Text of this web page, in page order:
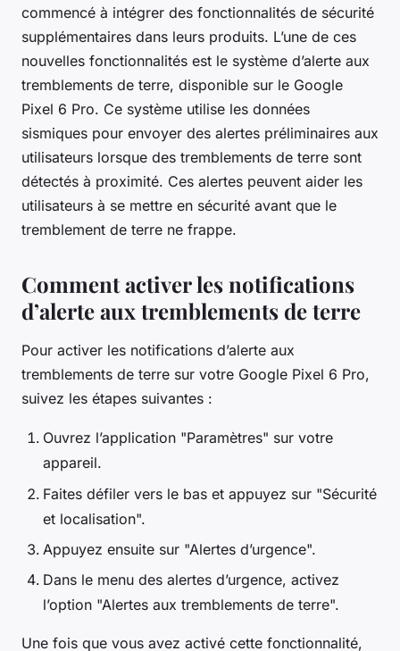
commencé à intégrer des fonctionnalités de sécurité
supplémentaires dans leurs produits. L’une de ces
nouvelles fonctionnalités est le système d’alerte aux
tremblements de terre, disponible sur le Google
Pixel 6 Pro. Ce système utilise les données
sismiques pour envoyer des alertes préliminaires aux
utilisateurs lorsque des tremblements de terre sont
détectés à proximité. Ces alertes peuvent aider les
utilisateurs à se mettre en sécurité avant que le
tremblement de terre ne frappe.
Comment activer les notifications
d’alerte aux tremblements de terre
Pour activer les notifications d’alerte aux
tremblements de terre sur votre Google Pixel 6 Pro,
suivez les étapes suivantes :
Ouvrez l’application "Paramètres" sur votre
appareil.
Faites défiler vers le bas et appuyez sur "Sécurité
et localisation".
Appuyez ensuite sur "Alertes d’urgence".
Dans le menu des alertes d’urgence, activez
l’option "Alertes aux tremblements de terre".
Une fois que vous avez activé cette fonctionnalité,